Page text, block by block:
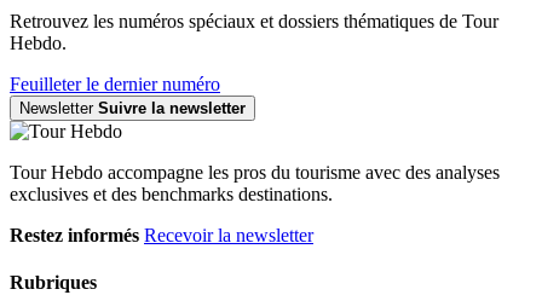
Retrouvez les numéros spéciaux et dossiers thématiques de Tour
Hebdo.
Feuilleter le dernier numéro
Newsletter Suivre la newsletter
Tour Hebdo accompagne les pros du tourisme avec des analyses
exclusives et des benchmarks destinations.
Restez informés Recevoir la newsletter
Rubriques